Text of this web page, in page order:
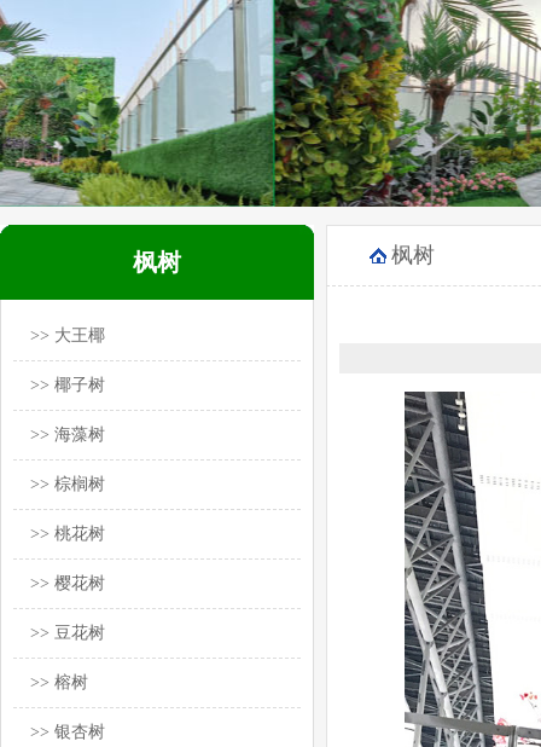
枫树
>> 大王椰
>> 椰子树
>> 海藻树
>> 棕榈树
>> 桃花树
>> 樱花树
>> 豆花树
>> 榕树
>> 银杏树
枫树